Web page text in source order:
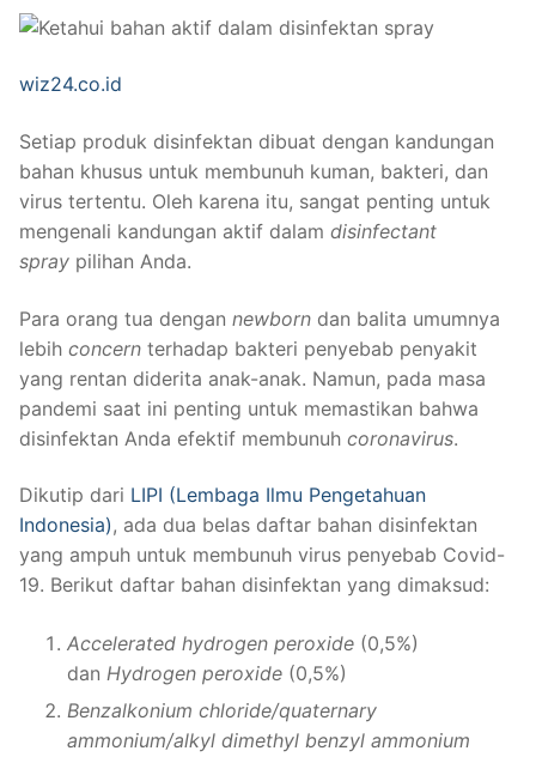
wiz24.co.id
Setiap produk disinfektan dibuat dengan kandungan
bahan khusus untuk membunuh kuman, bakteri, dan
virus tertentu. Oleh karena itu, sangat penting untuk
mengenali kandungan aktif dalam disinfectant
spray pilihan Anda.
Para orang tua dengan newborn dan balita umumnya
lebih concern terhadap bakteri penyebab penyakit
yang rentan diderita anak-anak. Namun, pada masa
pandemi saat ini penting untuk memastikan bahwa
disinfektan Anda efektif membunuh coronavirus.
Dikutip dari LIPI (Lembaga Ilmu Pengetahuan
Indonesia), ada dua belas daftar bahan disinfektan
yang ampuh untuk membunuh virus penyebab Covid-
19. Berikut daftar bahan disinfektan yang dimaksud:
Accelerated hydrogen peroxide (0,5%)
dan Hydrogen peroxide (0,5%)
Benzalkonium chloride/quaternary
ammonium/alkyl dimethyl benzyl ammonium